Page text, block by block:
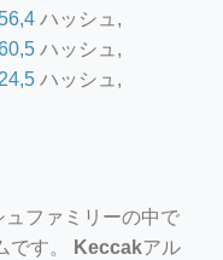
ハッシュ,
ハッシュ,
ハッシュ,
ュファミリーの中で
です。
Keccakアル